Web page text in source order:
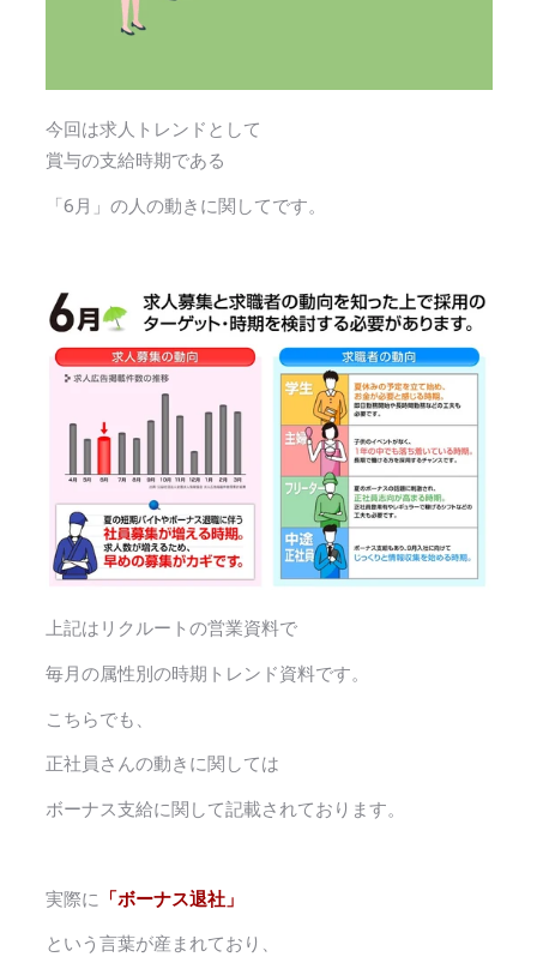
今回は求人トレンドとして
賞与の支給時期である
「6月」の人の動きに関してです。
上記はリクルートの営業資料で
毎月の属性別の時期トレンド資料です。
こちらでも、
正社員さんの動きに関しては
ボーナス支給に関して記載されております。
実際に 「ボーナス退社」
という言葉が産まれており、